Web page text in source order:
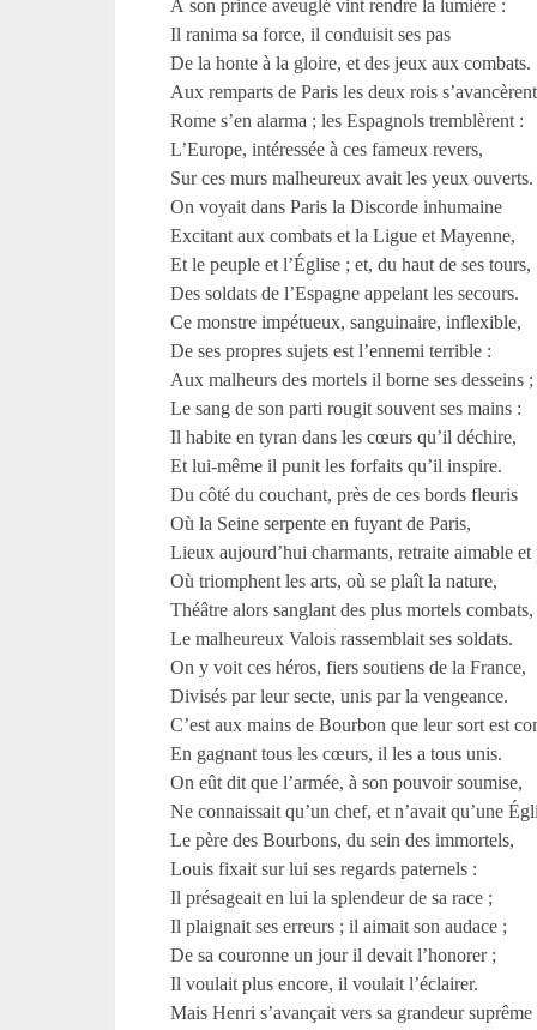
À son prince aveuglé vint rendre la lumière :
Il ranima sa force, il conduisit ses pas
De la honte à la gloire, et des jeux aux combats.
Aux remparts de Paris les deux rois
Rome s’en alarma ; les Espagnols tremblèrent :
L’Europe, intéressée à ces fameux revers,
Sur ces murs malheureux avait les yeux ouverts.
On voyait dans Paris la Discorde inhumaine
Excitant aux combats et la Ligue et Mayenne,
Et le peuple et l’Église ; et, du haut de ses tours,
Des soldats de l’Espagne appelant les secours.
Ce monstre impétueux, sanguinaire, inflexible,
De ses propres sujets est l’ennemi terrible :
Aux malheurs des mortels il borne ses desseins ;
Le sang de son parti rougit souvent ses mains :
Il habite en tyran dans les cœurs qu’il déchire,
Et lui-même il punit les forfaits qu’il inspire.
Du côté du couchant, près de ces bords fleuris
Où la Seine serpente en fuyant de Paris,
Lieux aujourd’hui charmants, retraite aimable et
Où triomphent les arts, où se plaît la nature,
Théâtre alors sanglant des plus mortels combats,
Le malheureux Valois rassemblait ses soldats.
On y voit ces héros, fiers soutiens de la France,
Divisés par leur secte, unis par la vengeance.
C’est aux mains de Bourbon que leur sort est
En gagnant tous les cœurs, il les a tous unis.
On eût dit que l’armée, à son pouvoir soumise,
Ne connaissait qu’un chef, et n’avait qu’une
Le père des Bourbons, du sein des immortels,
Louis fixait sur lui ses regards paternels :
Il présageait en lui la splendeur de sa race ;
Il plaignait ses erreurs ; il aimait son audace ;
De sa couronne un jour il devait l’honorer ;
Il voulait plus encore, il voulait l’éclairer.
Mais Henri s’avançait vers sa grandeur suprême